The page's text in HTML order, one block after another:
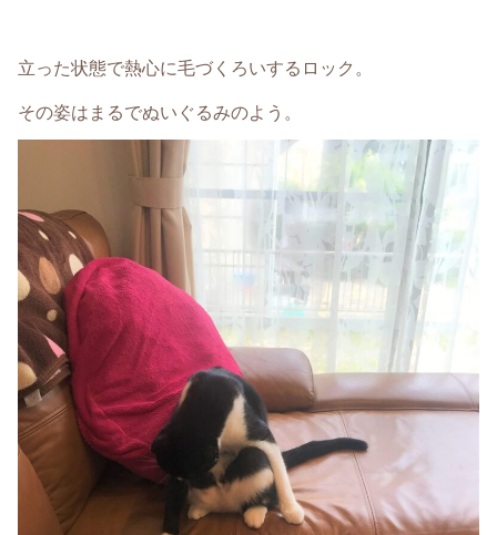
立った状態で熱心に毛づくろいするロック。
その姿はまるでぬいぐるみのよう。